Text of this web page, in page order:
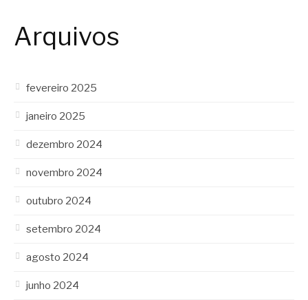
Arquivos
fevereiro 2025
janeiro 2025
dezembro 2024
novembro 2024
outubro 2024
setembro 2024
agosto 2024
junho 2024